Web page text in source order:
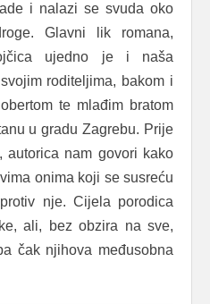
i nalazi se svuda oko
Glavni lik romana,
ujedno je i naša
roditeljima, bakom i
te mlađim bratom
u gradu Zagrebu. Prije
autorica nam govori kako
onima koji se susreću
nje. Cijela porodica
ali, bez obzira na sve,
čak njihova međusobna